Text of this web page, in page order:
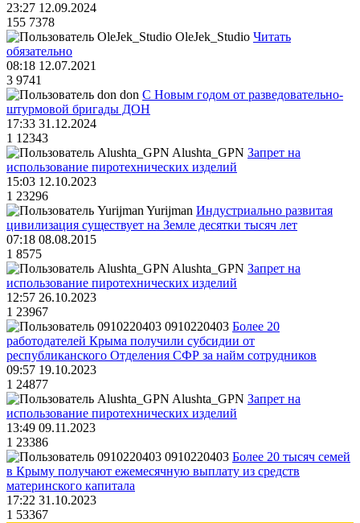
23:27 12.09.2024
155 7378
OleJek_Studio Читать
обязательно
08:18 12.07.2021
3 9741
don С Новым годом от разведовательно-
штурмовой бригады ДОН
17:33 31.12.2024
1 12343
Alushta_GPN Запрет на
использование пиротехнических изделий
15:03 12.10.2023
1 23296
Yurijman Индустриально развитая
цивилизация существует на Земле десятки тысяч лет
07:18 08.08.2015
1 8575
Alushta_GPN Запрет на
использование пиротехнических изделий
12:57 26.10.2023
1 23967
0910220403 Более 20
работодателей Крыма получили субсидии от
республиканского Отделения СФР за найм сотрудников
09:57 19.10.2023
1 24877
Alushta_GPN Запрет на
использование пиротехнических изделий
13:49 09.11.2023
1 23386
0910220403 Более 20 тысяч семей
в Крыму получают ежемесячную выплату из средств
материнского капитала
17:22 31.10.2023
1 53367